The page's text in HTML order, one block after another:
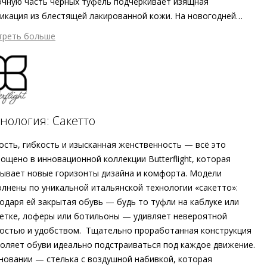
Затем по 4 597 ₽ раз в 2 недели
о сервисе можно узнать на
из блестящей лакированной кожи. На новогодней
или даже на балу – изогнутый каблук подчеркнёт
силуэта и позаботится о непревзойдённом
даже при длительном ношении. Чёрные кожаные
являются частью коллекции Högl Butterflight, которая
исключительной гибкостью и чрезвычайно мягкими
Подошва обеспечивает отличную поддержку, а
качества адаптируется под каждое
этичными методами на экологически безопасном
больше
Сакетто
гибкость и изысканная женственность — всё это
в инновационной коллекции Butterflight, которая
новые горизонты дизайна и комфорта. Модели
по уникальной итальянской технологии «сакетто»:
ей закрытая обувь — будь то туфли на каблуке или
лоферы или ботильоны — удивляет невероятной
и удобством. Тщательно проработанная конструкция
обуви идеально подстраиваться под каждое движение.
— стелька с воздушной набивкой, которая